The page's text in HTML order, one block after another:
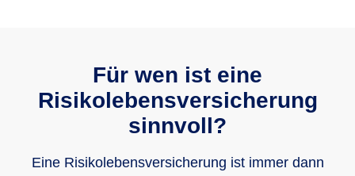
Für wen ist eine
Risikolebensversicherung
sinnvoll?
Eine Risikolebensversicherung ist immer dann